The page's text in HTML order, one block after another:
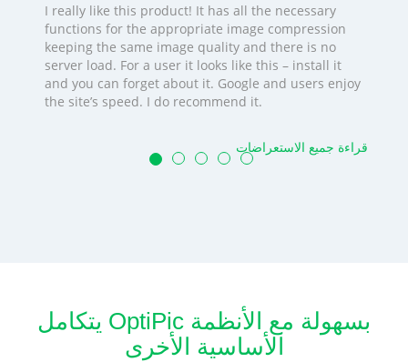
I really like this product! It has all the necessary
functions for the appropriate image compression
keeping the same image quality and there is no
server load. For a user it looks like this – install it
and you can forget about it. Google and users enjoy
the site’s speed. I do recommend it.
قراءة جميع الاستعراضات
يتكامل OptiPic بسهولة مع الأنظمة
الأساسية الأخرى